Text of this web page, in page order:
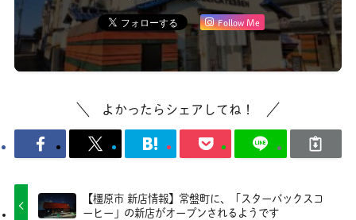
Follow Me
よかったらシェアしてね！
【橿原市 新店情報】常盤町に、「スターバックスコ
ーヒー」の新店がオープンされるようです